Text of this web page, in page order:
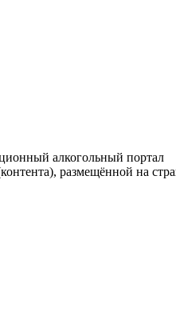
алкогольный портал
размещённой на